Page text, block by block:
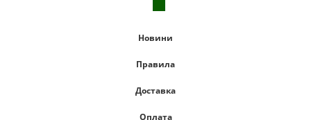
Новини
Правила
Доставка
Оплата